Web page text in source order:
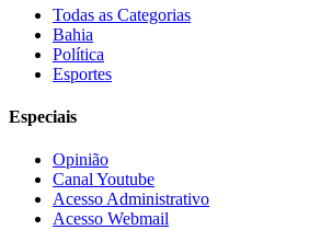
Todas as Categorias
Bahia
Política
Esportes
Especiais
Opinião
Canal Youtube
Acesso Administrativo
Acesso Webmail